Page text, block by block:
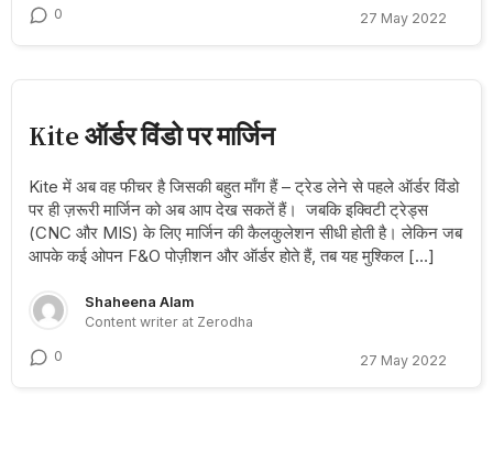
0 27 May 2022
Kite ऑर्डर विंडो पर मार्जिन
Kite में अब वह फीचर है जिसकी बहुत माँग हैं – ट्रेड लेने से पहले ऑर्डर विंडो
पर ही ज़रूरी मार्जिन को अब आप देख सकतें हैं। जबकि इक्विटी ट्रेड्स
(CNC और MIS) के लिए मार्जिन की कैलकुलेशन सीधी होती है। लेकिन जब
आपके कई ओपन F&O पोज़ीशन और ऑर्डर होते हैं, तब यह मुश्किल […]
Shaheena Alam
Content writer at Zerodha
0 27 May 2022